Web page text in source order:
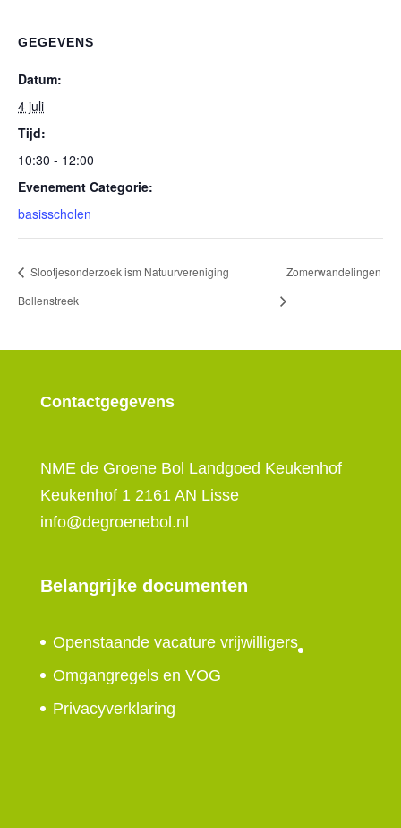
GEGEVENS
Datum:
4 juli
Tijd:
10:30 - 12:00
Evenement Categorie:
basisscholen
Slootjesonderzoek ism Natuurvereniging
Bollenstreek
Zomerwandelingen
Contactgegevens
NME de Groene Bol Landgoed Keukenhof
Keukenhof 1 2161 AN Lisse
info@degroenebol.nl
Belangrijke documenten
Openstaande vacature vrijwilligers
Omgangregels en VOG
Privacyverklaring